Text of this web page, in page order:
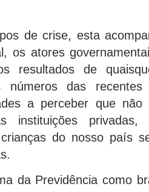
de crise, esta
os atores
resultados de
das recentes
a perceber que
instituições
do nosso país
da Previdência como